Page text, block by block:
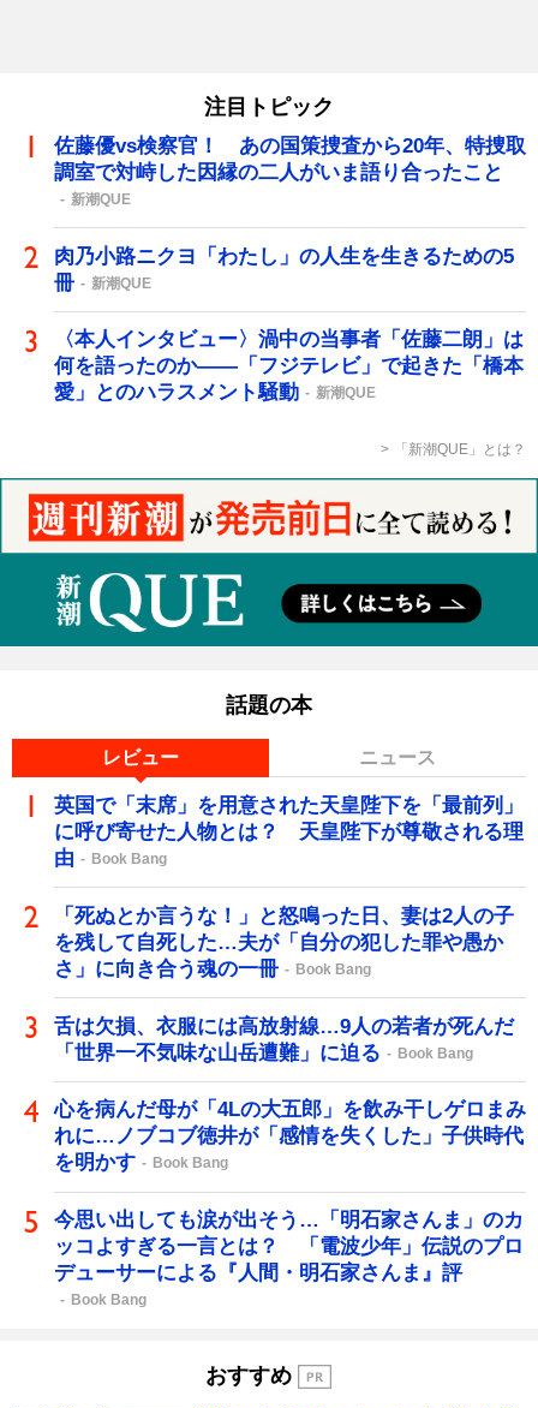
注目トピック
佐藤優vs検察官！ あの国策捜査から20年、特捜取
調室で対峙した因縁の二人がいま語り合ったこと
新潮QUE
肉乃小路ニクヨ「わたし」の人生を生きるための5
冊
新潮QUE
〈本人インタビュー〉渦中の当事者「佐藤二朗」は
何を語ったのか――「フジテレビ」で起きた「橋本
愛」とのハラスメント騒動
新潮QUE
「新潮QUE」とは？
話題の本
レビュー ニュース
英国で「末席」を用意された天皇陛下を「最前列」
に呼び寄せた人物とは？ 天皇陛下が尊敬される理
由
Book Bang
「死ぬとか言うな！」と怒鳴った日、妻は2人の子
を残して自死した…夫が「自分の犯した罪や愚か
さ」に向き合う魂の一冊
Book Bang
舌は欠損、衣服には高放射線…9人の若者が死んだ
「世界一不気味な山岳遭難」に迫る
Book Bang
心を病んだ母が「4Lの大五郎」を飲み干しゲロまみ
れに…ノブコブ徳井が「感情を失くした」子供時代
を明かす
Book Bang
今思い出しても涙が出そう…「明石家さんま」のカ
ッコよすぎる一言とは？ 「電波少年」伝説のプロ
デューサーによる『人間・明石家さんま』評
Book Bang
おすすめ